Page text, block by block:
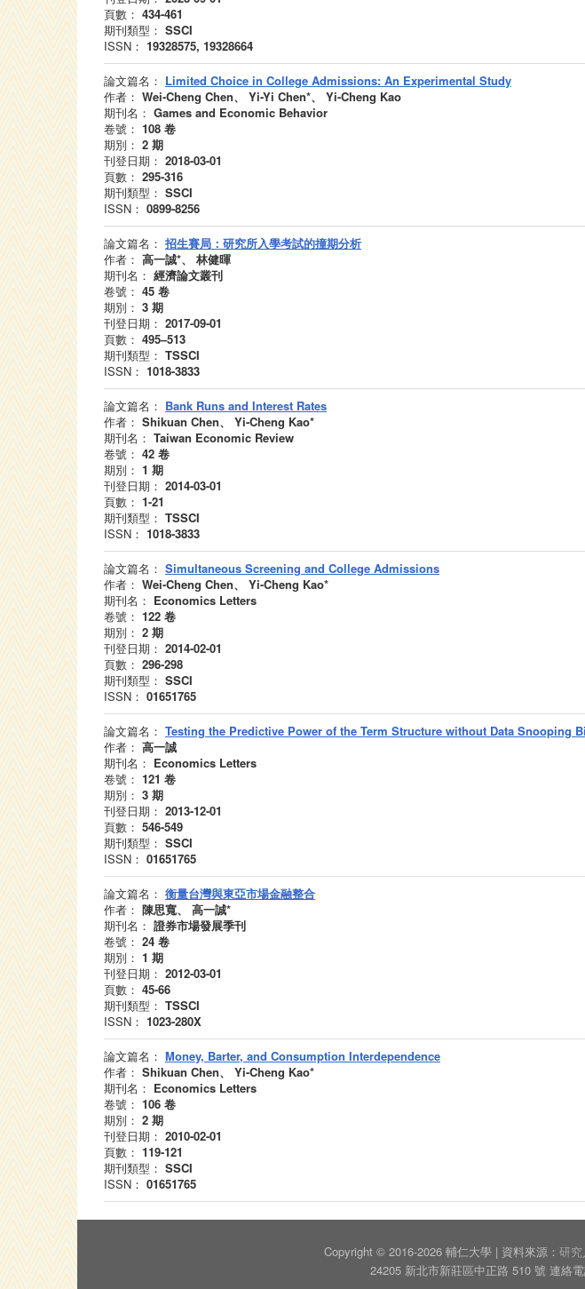
頁數： 434-461
期刊類型： SSCI
ISSN： 19328575, 19328664
論文篇名： Limited Choice in College Admissions: An Experimental Study
作者： Wei-Cheng Chen、 Yi-Yi Chen*、 Yi-Cheng Kao
期刊名： Games and Economic Behavior
卷號： 108 卷
期別： 2 期
刊登日期： 2018-03-01
頁數： 295-316
期刊類型： SSCI
ISSN： 0899-8256
論文篇名： 招生賽局：研究所入學考試的撞期分析
作者： 高一誠*、 林健暉
期刊名： 經濟論文叢刊
卷號： 45 卷
期別： 3 期
刊登日期： 2017-09-01
頁數： 495–513
期刊類型： TSSCI
ISSN： 1018-3833
論文篇名： Bank Runs and Interest Rates
作者： Shikuan Chen、 Yi-Cheng Kao*
期刊名： Taiwan Economic Review
卷號： 42 卷
期別： 1 期
刊登日期： 2014-03-01
頁數： 1-21
期刊類型： TSSCI
ISSN： 1018-3833
論文篇名： Simultaneous Screening and College Admissions
作者： Wei-Cheng Chen、 Yi-Cheng Kao*
期刊名： Economics Letters
卷號： 122 卷
期別： 2 期
刊登日期： 2014-02-01
頁數： 296-298
期刊類型： SSCI
ISSN： 01651765
論文篇名： Testing the Predictive Power of the Term Structure without Data Snooping
作者： 高一誠
期刊名： Economics Letters
卷號： 121 卷
期別： 3 期
刊登日期： 2013-12-01
頁數： 546-549
期刊類型： SSCI
ISSN： 01651765
論文篇名： 衡量台灣與東亞市場金融整合
作者： 陳思寬、 高一誠*
期刊名： 證券市場發展季刊
卷號： 24 卷
期別： 1 期
刊登日期： 2012-03-01
頁數： 45-66
期刊類型： TSSCI
ISSN： 1023-280X
論文篇名： Money, Barter, and Consumption Interdependence
作者： Shikuan Chen、 Yi-Cheng Kao*
期刊名： Economics Letters
卷號： 106 卷
期別： 2 期
刊登日期： 2010-02-01
頁數： 119-121
期刊類型： SSCI
ISSN： 01651765
Copyright © 2016-2026 輔仁大學 | 資料來源： 研
24205 新北市新莊區中正路 510 號 連絡